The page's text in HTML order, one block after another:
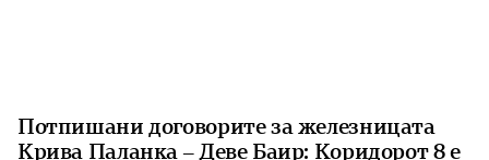
Потпишани договорите за железницата
Крива Паланка – Деве Баир: Коридорот 8 е